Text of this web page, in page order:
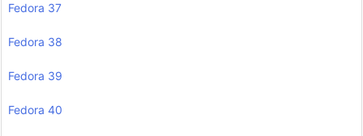
Fedora 37
Fedora 38
Fedora 39
Fedora 40